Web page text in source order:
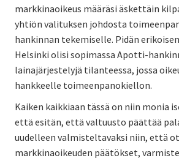
markkinaoikeus määräsi äskettäin
yhtiön valituksen johdosta
hankinnan tekemiselle. Pidän
Helsinki olisi sopimassa Apotti-
lainajärjestelyjä tilanteessa, jossa
hankkeelle toimeenpanokiellon.
Kaiken kaikkiaan tässä on niin monia
että esitän, että valtuusto päättää
uudelleen valmisteltavaksi niin, että
markkinaoikeuden päätökset,